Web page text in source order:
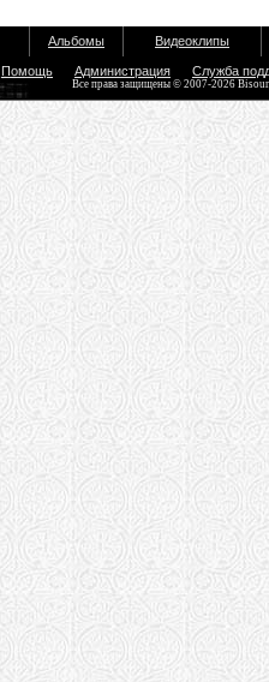
Альбомы Видеоклипы
Помощь Администрация Служба
Все права защищены © 2007-2026